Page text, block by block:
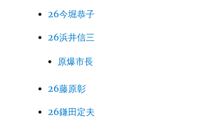
26今堀恭子
26浜井信三
原爆市長
26藤原彰
26鎌田定夫